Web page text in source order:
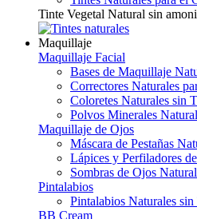
Tinte Vegetal Natural sin
Maquillaje
Maquillaje Facial
Bases de Maquillaje
Correctores Naturales
Coloretes Naturales sin
Polvos Minerales
Maquillaje de Ojos
Máscara de Pestañas
Lápices y Perfiladores
Sombras de Ojos
Pintalabios
Pintalabios Naturales
BB Cream